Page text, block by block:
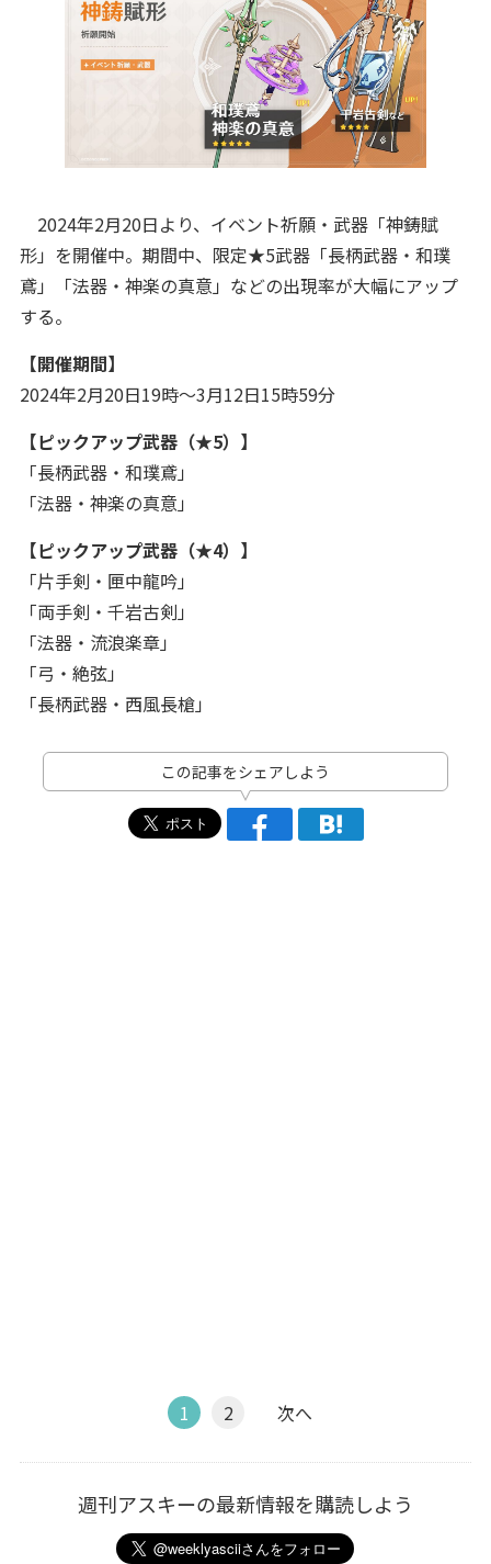
2024年2月20日より、イベント祈願・武器「神鋳賦
形」を開催中。期間中、限定★5武器「長柄武器・和璞
鳶」「法器・神楽の真意」などの出現率が大幅にアップ
する。
【開催期間】
2024年2月20日19時～3月12日15時59分
【ピックアップ武器（★5）】
「長柄武器・和璞鳶」
「法器・神楽の真意」
【ピックアップ武器（★4）】
「片手剣・匣中龍吟」
「両手剣・千岩古剣」
「法器・流浪楽章」
「弓・絶弦」
「長柄武器・西風長槍」
この記事をシェアしよう
1 2 次へ
週刊アスキーの最新情報を購読しよう